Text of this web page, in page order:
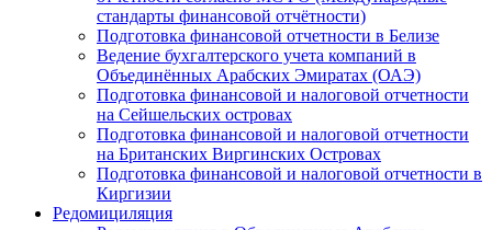
стандарты финансовой отчётности)
Подготовка финансовой отчетности в Белизе
Ведение бухгалтерского учета компаний в
Объединённых Арабских Эмиратах (ОАЭ)
Подготовка финансовой и налоговой отчетности
на Сейшельских островах
Подготовка финансовой и налоговой отчетности
на Британских Виргинских Островах
Подготовка финансовой и налоговой отчетности в
Киргизии
Редомициляция